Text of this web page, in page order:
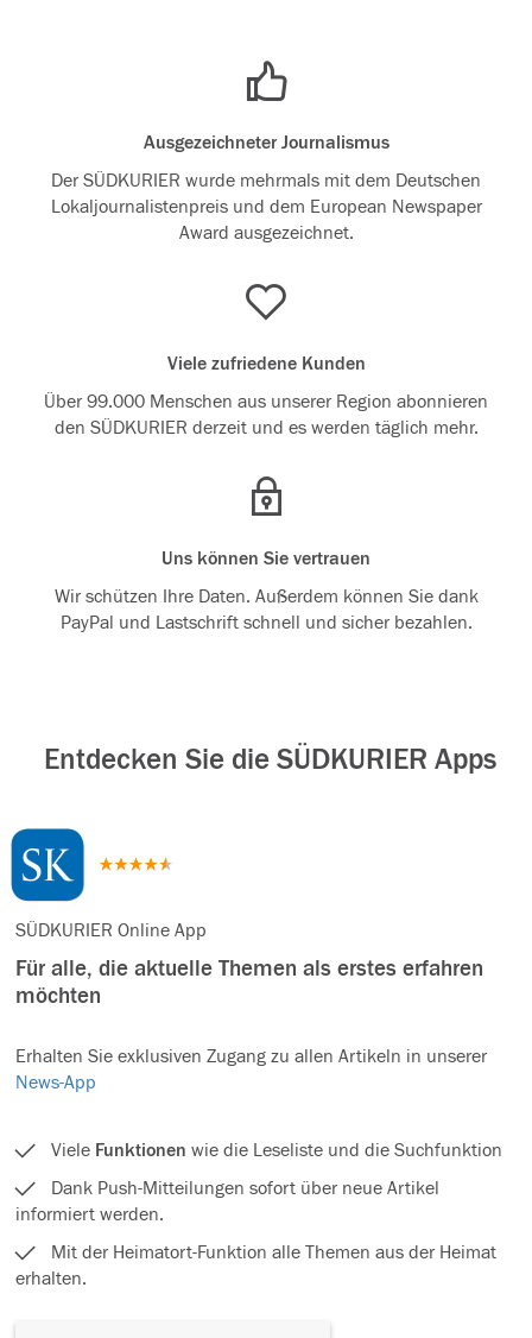
Ausgezeichneter Journalismus
Der SÜDKURIER wurde mehrmals mit dem Deutschen
Lokaljournalistenpreis und dem European Newspaper
Award ausgezeichnet.
Viele zufriedene Kunden
Über 99.000 Menschen aus unserer Region abonnieren
den SÜDKURIER derzeit und es werden täglich mehr.
Uns können Sie vertrauen
Wir schützen Ihre Daten. Außerdem können Sie dank
PayPal und Lastschrift schnell und sicher bezahlen.
Entdecken Sie die SÜDKURIER Apps
SÜDKURIER Online App
Für alle, die aktuelle Themen als erstes erfahren
möchten
Erhalten Sie exklusiven Zugang zu allen Artikeln in unserer
News-App
Viele Funktionen wie die Leseliste und die Suchfunktion
Dank Push-Mitteilungen sofort über neue Artikel
informiert werden.
Mit der Heimatort-Funktion alle Themen aus der Heimat
erhalten.